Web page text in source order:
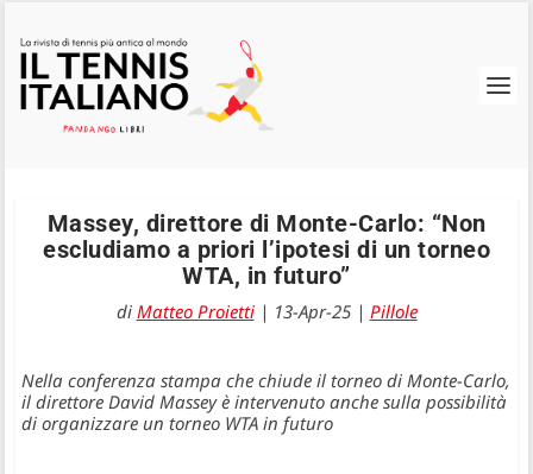
Massey, direttore di Monte-Carlo: “Non
escludiamo a priori l’ipotesi di un torneo
WTA, in futuro”
di Matteo Proietti| 13-Apr-25| Pillole
Nella conferenza stampa che chiude il torneo di Monte-Carlo,
il direttore David Massey è intervenuto anche sulla possibilità
di organizzare un torneo WTA in futuro